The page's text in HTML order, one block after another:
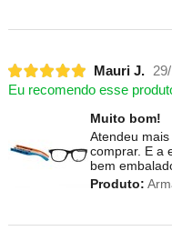
Mauri J.
Eu recomendo esse
Muito bom!
Atendeu
comprar. E a
bem
Produto: